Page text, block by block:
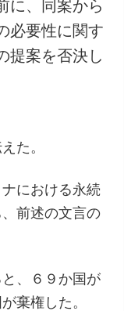
に、同案から
必要性に関す
提案を否決し
た。
における永続
前述の文言の
、６９か国が
棄権した。